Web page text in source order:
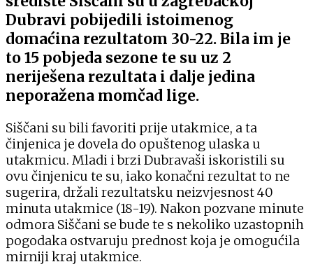
Dubravi pobijedili istoimenog
domaćina rezultatom 30-22. Bila im je
to 15 pobjeda sezone te su uz 2
neriješena rezultata i dalje jedina
neporažena momčad lige.
Siščani su bili favoriti prije utakmice, a ta
činjenica je dovela do opuštenog ulaska u
utakmicu. Mladi i brzi Dubravaši iskoristili su
ovu činjenicu te su, iako konačni rezultat to ne
sugerira, držali rezultatsku neizvjesnost 40
minuta utakmice (18-19). Nakon pozvane minute
odmora Siščani se bude te s nekoliko uzastopnih
pogodaka ostvaruju prednost koja je omogućila
mirniji kraj utakmice.